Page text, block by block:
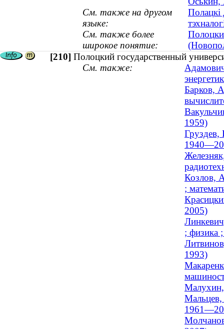
См. также на другом
языке:
Полацкі
См. также более
широкое понятие:
[210] Полоцкий государственный
См. также:
Барков,
1959)
Груздев,
Козлов,
;
2005)
; физика
1993)
Малухин,
Мальцев,